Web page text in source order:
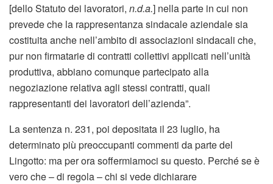
[dello Statuto dei lavoratori, n.d.a.] nella parte in cui non
prevede che la rappresentanza sindacale aziendale sia
costituita anche nell’ambito di associazioni sindacali che,
pur non firmatarie di contratti collettivi applicati nell’unità
produttiva, abbiano comunque partecipato alla
negoziazione relativa agli stessi contratti, quali
rappresentanti dei lavoratori dell’azienda”.
La sentenza n. 231, poi depositata il 23 luglio, ha
determinato più preoccupanti commenti da parte del
Lingotto: ma per ora soffermiamoci su questo. Perché se è
vero che – di regola – chi si vede dichiarare